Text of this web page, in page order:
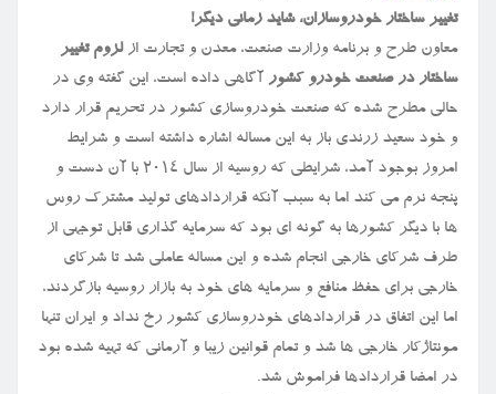
تغییر ساختار خودروسازان، شاید زمانی دیگر!
معاون طرح و برنامه وزارت صنعت، معدن و تجارت از لزوم تغییر
ساختار در صنعت خودرو کشور آگاهی داده است، این گفته وی در
حالی مطرح شده که صنعت خودروسازی کشور در تحریم قرار دارد
و خود سعید زرندی باز به این مساله اشاره داشته است و شرایط
امروز بوجود آمد، شرایطی که روسیه از سال ۲۰۱۴ با آن دست و
پنجه نرم می کند اما به سبب آنکه قراردادهای تولید مشترک روس
ها با دیگر کشورها به گونه ای بود که سرمایه گذاری قابل توجهی از
طرف شرکای خارجی انجام شده و این مساله عاملی شد تا شرکای
خارجی برای حفظ منافع و سرمایه های خود به بازار روسیه بازگردند،
اما این اتفاق در قراردادهای خودروسازی کشور رخ نداد و ایران تنها
مونتاژکار خارجی ها شد و تمام قوانین زیبا و آرمانی که تهیه شده بود
در امضا قراردادها فراموش شد.